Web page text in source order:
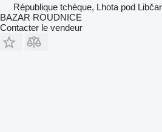
République tchèque, Lhota pod
BAZAR ROUDNICE
Contacter le vendeur